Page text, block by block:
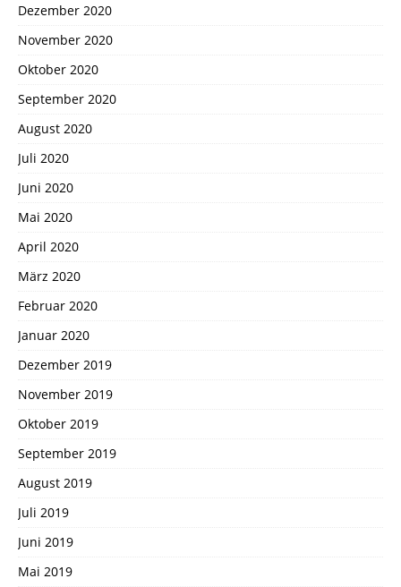
Dezember 2020
November 2020
Oktober 2020
September 2020
August 2020
Juli 2020
Juni 2020
Mai 2020
April 2020
März 2020
Februar 2020
Januar 2020
Dezember 2019
November 2019
Oktober 2019
September 2019
August 2019
Juli 2019
Juni 2019
Mai 2019